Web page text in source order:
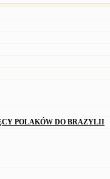
POLAKÓW DO BRAZYLII